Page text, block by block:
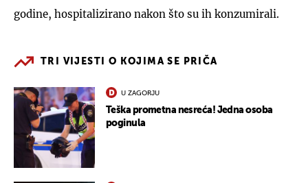
godine, hospitalizirano nakon što su ih konzumirali.
TRI VIJESTI O KOJIMA SE PRIČA
U ZAGORJU
Teška prometna nesreća! Jedna osoba
poginula